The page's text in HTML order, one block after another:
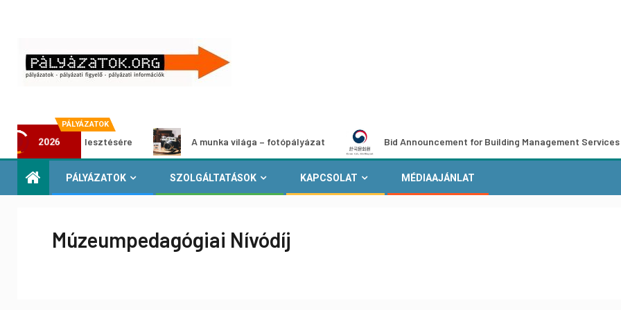
PÁLYÁZATOK
2026
fejlesztésére A munka világa – fotópályázat Bid Announcement for Building Management Services at the
PÁLYÁZATOK SZOLGÁLTATÁSOK KAPCSOLAT MÉDIAAJÁNLAT
Múzeumpedagógiai Nívódíj